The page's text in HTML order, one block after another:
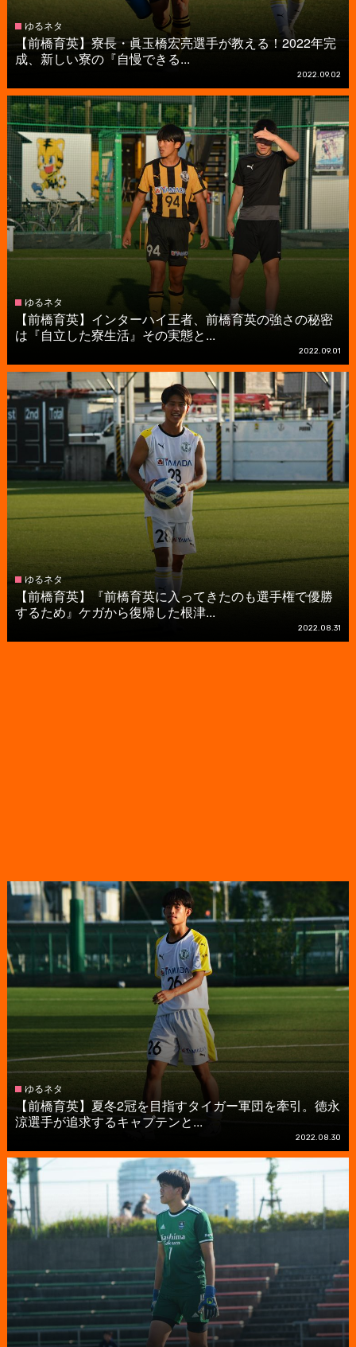
ゆるネタ
【前橋育英】寮長・眞玉橋宏亮選手が教える！2022年完
成、新しい寮の『自慢できる...
2022.09.02
ゆるネタ
【前橋育英】インターハイ王者、前橋育英の強さの秘密
は『自立した寮生活』その実態と...
2022.09.01
ゆるネタ
【前橋育英】『前橋育英に入ってきたのも選手権で優勝
するため』ケガから復帰した根津...
2022.08.31
ゆるネタ
【前橋育英】夏冬2冠を目指すタイガー軍団を牽引。徳永
涼選手が追求するキャプテンと...
2022.08.30